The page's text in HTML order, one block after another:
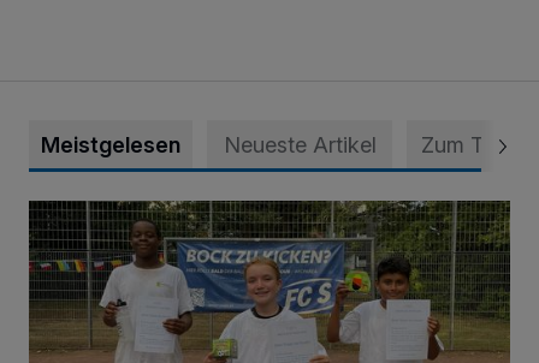
Meistgelesen Neueste Artikel Zum Thema
Bolzplatz-Tour: Viele Tore am Kalkumer Feld